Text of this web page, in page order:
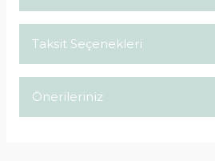
Taksit Seçenekleri
Önerileriniz